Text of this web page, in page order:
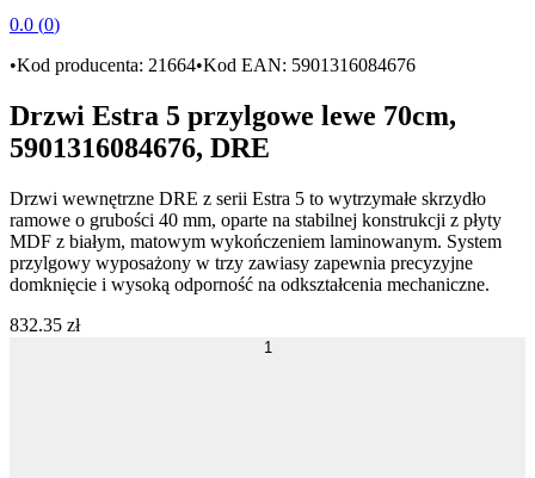
0.0 (0)
•Kod producenta: 21664•Kod EAN: 5901316084676
Drzwi Estra 5 przylgowe lewe 70cm,
5901316084676, DRE
Drzwi wewnętrzne DRE z serii Estra 5 to wytrzymałe skrzydło
ramowe o grubości 40 mm, oparte na stabilnej konstrukcji z płyty
MDF z białym, matowym wykończeniem laminowanym. System
przylgowy wyposażony w trzy zawiasy zapewnia precyzyjne
domknięcie i wysoką odporność na odkształcenia mechaniczne.
832.35 zł
1